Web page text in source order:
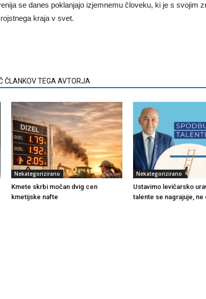
se danes poklanjajo izjemnemu človeku, ki je s svojim
kraja v svet.
ČLANKOV TEGA AVTORJA
Nekategorizirano
Kmete skrbi močan dvig cen
kmetijske nafte
Nekategorizirano
Ustavimo levičarsko
talente se nagrajuje, ne